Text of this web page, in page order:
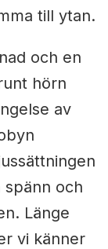
till ytan.
och en
hörn
av
spänn och
Länge
vi känner